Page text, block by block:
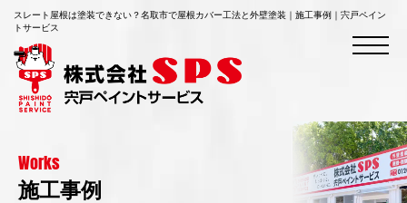
スレート屋根は塗装できない？名取市で屋根カバー工法と外壁塗装｜施工事例｜宍戸ペイン
トサービス
Works
施工事例